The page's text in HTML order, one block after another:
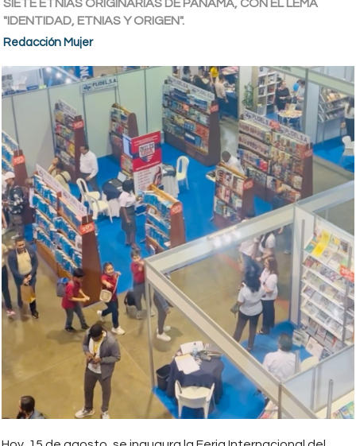
SIETE ETNIAS ORIGINARIAS DE PANAMÁ, CON EL LEMA
"IDENTIDAD, ETNIAS Y ORIGEN".
Redacción Mujer